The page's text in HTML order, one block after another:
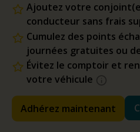
Ajoutez votre
conducteur sans frais
Cumulez des points
journées gratuites ou
Évitez le comptoir et
votre véhicule
Adhérez maintenant